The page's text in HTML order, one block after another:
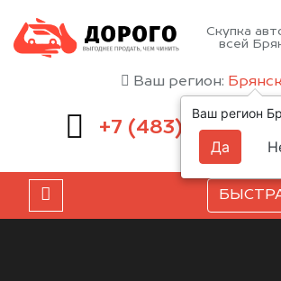
Скупка
всей
Ваш регион:
+7 (483) 232-
Ваш регион
Да